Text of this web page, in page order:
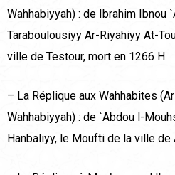
Wahhabiyyah) : de Ibrahim Ibnou
Taraboulousiyy Ar-Riyahiyy At-
ville de Testour, mort en 1266 H.
– La Réplique aux Wahhabites
Wahhabiyyah) : de `Abdou l-
Hanbaliyy, le Moufti de la ville de